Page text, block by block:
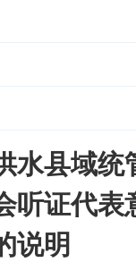
水县域统
听证代表
说明